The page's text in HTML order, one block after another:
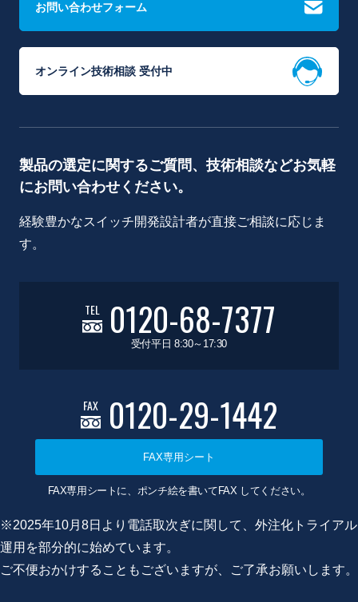
お問い合わせフォーム
オンライン技術相談 受付中
製品の選定に関するご質問、技術相談などお気軽
にお問い合わせください。
経験豊かなスイッチ開発設計者が直接ご相談に応じま
す。
TEL 0120-68-7377
受付平日 8:30～17:30
FAX 0120-29-1442
FAX専用シート
FAX専用シートに、ポンチ絵を書いてFAX してください。
※2025年10月8日より電話取次ぎに関して、外注化トライアル
運用を部分的に始めています。
ご不便おかけすることもございますが、ご了承お願いします。